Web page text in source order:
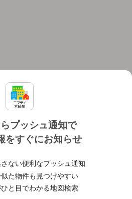
プッシュ通知で
をすぐにお知らせ
ない便利なプッシュ通知
た物件も見つけやすい
と目でわかる地図検索
ポリシー 利用規約
い合わせ 採用情報